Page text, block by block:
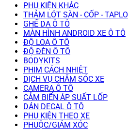
PHỤ KIỆN KHÁC
THẢM LÓT SÀN - CỐP - TAPLO
GHẾ DA Ô TÔ
MÀN HÌNH ANDROID XE Ô TÔ
ĐỘ LOA Ô TÔ
ĐỘ ĐÈN Ô TÔ
BODYKITS
PHIM CÁCH NHIỆT
DỊCH VỤ CHĂM SÓC XE
CAMERA Ô TÔ
CẢM BIẾN ÁP SUẤT LỐP
DÁN DECAL Ô TÔ
PHỤ KIỆN THEO XE
PHUỘC/GIẢM XÓC